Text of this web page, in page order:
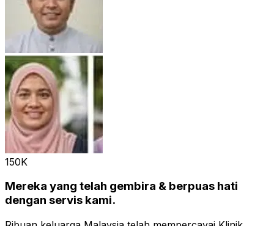
150K
Mereka yang telah gembira & berpuas hati
dengan servis kami.